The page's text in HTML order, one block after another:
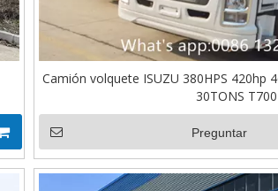
Camión volquete ISUZU 380HPS 420hp
30TONS T700
Preguntar